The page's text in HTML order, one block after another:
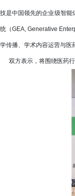
技是中国领先的企业级智能
统（GEA, Generative
学传播、学术内容运营与医
双方表示，将围绕医药行